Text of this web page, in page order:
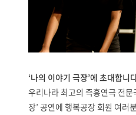
‘나의 이야기 극장’에 초대합니
우리나라 최고의 즉흥연극 전문
장’ 공연에 행복공장 회원 여러